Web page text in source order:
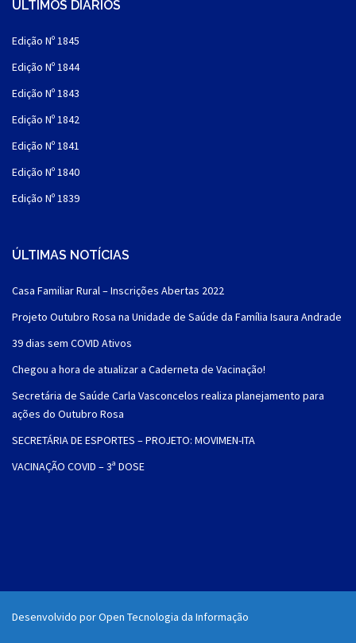
ÚLTIMOS DIÁRIOS
Edição Nº 1845
Edição Nº 1844
Edição Nº 1843
Edição Nº 1842
Edição Nº 1841
Edição Nº 1840
Edição Nº 1839
ÚLTIMAS NOTÍCIAS
Casa Familiar Rural – Inscrições Abertas 2022
Projeto Outubro Rosa na Unidade de Saúde da Família Isaura Andrade
39 dias sem COVID Ativos
Chegou a hora de atualizar a Caderneta de Vacinação!
Secretária de Saúde Carla Vasconcelos realiza planejamento para
ações do Outubro Rosa
SECRETÁRIA DE ESPORTES – PROJETO: MOVIMEN-ITA
VACINAÇÃO COVID – 3ª DOSE
Desenvolvido por Open Tecnologia da Informação